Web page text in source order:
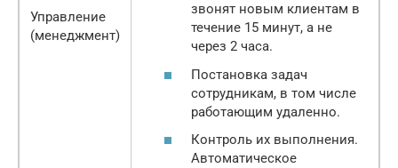
Управление
(менеджмент)
звонят новым клиентам в
течение 15 минут, а не
через 2 часа.
Постановка задач
сотрудникам, в том числе
работающим удаленно.
Контроль их выполнения.
Автоматическое